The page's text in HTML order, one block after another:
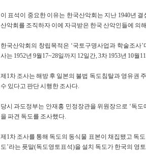
이 표석이 중요한 이유는 한국산악회는 지난 1940년
산악회를 조직하자 이에 자극받은 한국 산악인들에 의
한국산악회의 창립목적은 ‘국토구명사업과 학술조사
사는 1952년 9월17~28일까지 12일간, 3차 1953년 10월
제1차 조사는 해방 후 일본의 불법 독도침탈과 영유권
수 있다고 판단 시행한 조사다.
당시 과도정부는 안재홍 민정장관을 위원장으로 ‘독
을 파견 독도를 조사했다.
제1차 조사를 통해 독도의 동식물 표본이 채집됐고 독
도’라는 푯말(독도영토표석)을 설치 독도가 한국의 영